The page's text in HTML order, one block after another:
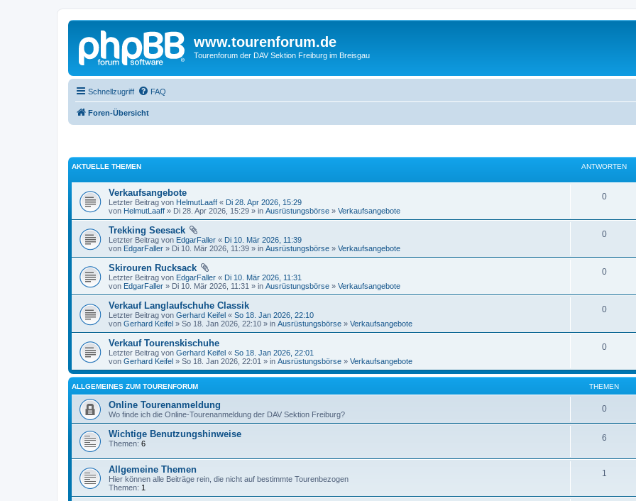
www.tourenforum.de
Tourenforum der DAV Sektion Freiburg im Breisgau
Schnellzugriff FAQ
Foren-Übersicht
AKTUELLE THEMEN ANTWORTEN
Verkaufsangebote
Letzter Beitrag von HelmutLaaff « Di 28. Apr 2026, 15:29
von HelmutLaaff » Di 28. Apr 2026, 15:29 » in Ausrüstungsbörse » Verkaufsangebote
0
Trekking Seesack
Letzter Beitrag von EdgarFaller « Di 10. Mär 2026, 11:39
von EdgarFaller » Di 10. Mär 2026, 11:39 » in Ausrüstungsbörse » Verkaufsangebote
0
Skirouren Rucksack
Letzter Beitrag von EdgarFaller « Di 10. Mär 2026, 11:31
von EdgarFaller » Di 10. Mär 2026, 11:31 » in Ausrüstungsbörse » Verkaufsangebote
0
Verkauf Langlaufschuhe Classik
Letzter Beitrag von Gerhard Keifel « So 18. Jan 2026, 22:10
von Gerhard Keifel » So 18. Jan 2026, 22:10 » in Ausrüstungsbörse » Verkaufsangebote
0
Verkauf Tourenskischuhe
Letzter Beitrag von Gerhard Keifel « So 18. Jan 2026, 22:01
von Gerhard Keifel » So 18. Jan 2026, 22:01 » in Ausrüstungsbörse » Verkaufsangebote
0
ALLGEMEINES ZUM TOURENFORUM THEMEN
Online Tourenanmeldung
Wo finde ich die Online-Tourenanmeldung der DAV Sektion Freiburg?
0
Wichtige Benutzungshinweise
Themen: 6
6
Allgemeine Themen
Hier können alle Beiträge rein, die nicht auf bestimmte Tourenbezogen
Themen: 1
1